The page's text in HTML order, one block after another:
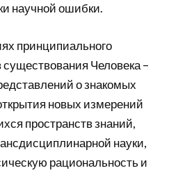
научной ошибки.
принципиального
Человека –
о знакомых
новых измерений
пространств знаний,
науки,
рациональность и